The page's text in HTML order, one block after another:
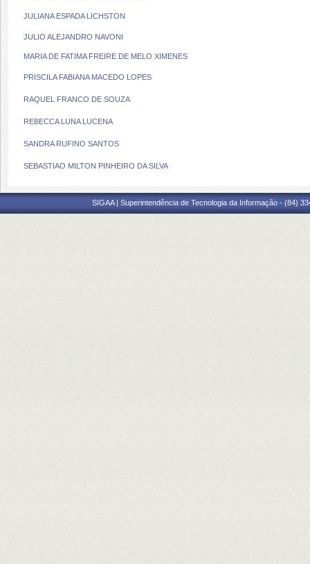
JULIANA ESPADA LICHSTON
JULIO ALEJANDRO NAVONI
MARIA DE FATIMA FREIRE DE MELO XIMENES
PRISCILA FABIANA MACEDO LOPES
RAQUEL FRANCO DE SOUZA
REBECCA LUNA LUCENA
SANDRA RUFINO SANTOS
SEBASTIAO MILTON PINHEIRO DA SILVA
SIGAA | Superintendência de Tecnologia da Informação - (84)